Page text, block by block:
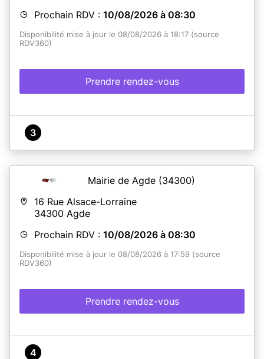
Prochain RDV : 10/08/2026 à 08:30
Disponibilité mise à jour le 08/08/2026 à 18:17 (source
RDV360)
Prendre rendez-vous
3
Mairie de Agde (34300)
16 Rue Alsace-Lorraine
34300 Agde
Prochain RDV : 10/08/2026 à 08:30
Disponibilité mise à jour le 08/08/2026 à 17:59 (source
RDV360)
Prendre rendez-vous
4